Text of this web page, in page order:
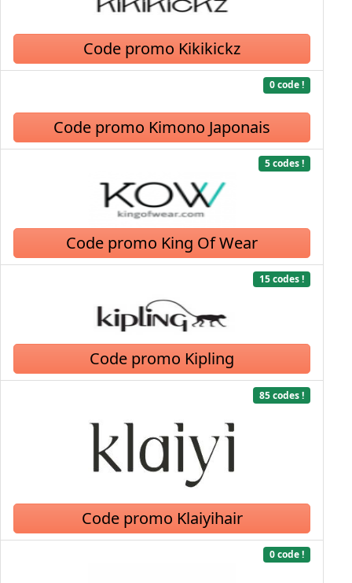
Code promo Kikikickz
0 code !
Code promo Kimono Japonais
5 codes !
Code promo King Of Wear
15 codes !
Code promo Kipling
85 codes !
Code promo Klaiyihair
0 code !